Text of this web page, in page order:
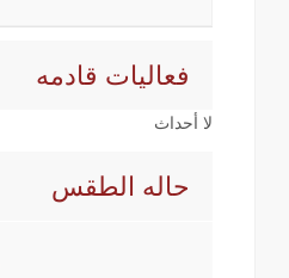
فعاليات قادمه
لا أحداث
حاله الطقس